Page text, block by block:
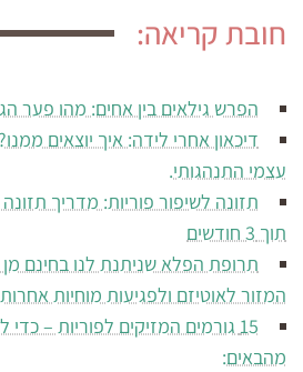
חובת קריאה:
הפרש גילאים בין אחים: מהו פער
דיכאון אחרי לידה: איך יוצאים
עצמי התנהגותי.
תזונה לשיפור פוריות: מדריך
תוך 3 חודשים
תרופת הפלא שניתנת לנו בחינם
המזור לאוטיזם ולפגיעות מוחיות
15 גורמים המזיקים לפוריות – כדי
מהבאים: